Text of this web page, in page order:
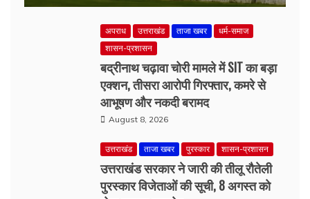
बद्रीनाथ चढ़ावा चोरी मामले में SIT का बड़ा
एक्शन, तीसरा आरोपी गिरफ्तार, कमरे से
आभूषण और नकदी बरामद
August 8, 2026
उत्तराखंड ताजा खबर पुरस्कार शासन-प्रशासन
उत्तराखंड सरकार ने जारी की तीलू रौतेली
पुरस्कार विजेताओं की सूची, 8 अगस्त को
होगा सम्मान समारोह
August 6, 2026
उत्तराखंड ताजा खबर शासन-प्रशासन